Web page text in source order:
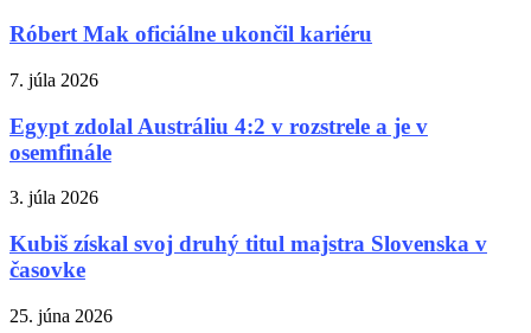
Róbert Mak oficiálne ukončil kariéru
7. júla 2026
Egypt zdolal Austráliu 4:2 v rozstrele a je v
osemfinále
3. júla 2026
Kubiš získal svoj druhý titul majstra Slovenska v
časovke
25. júna 2026